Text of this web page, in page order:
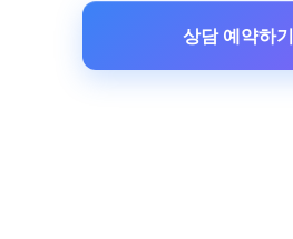
상담 예약하기